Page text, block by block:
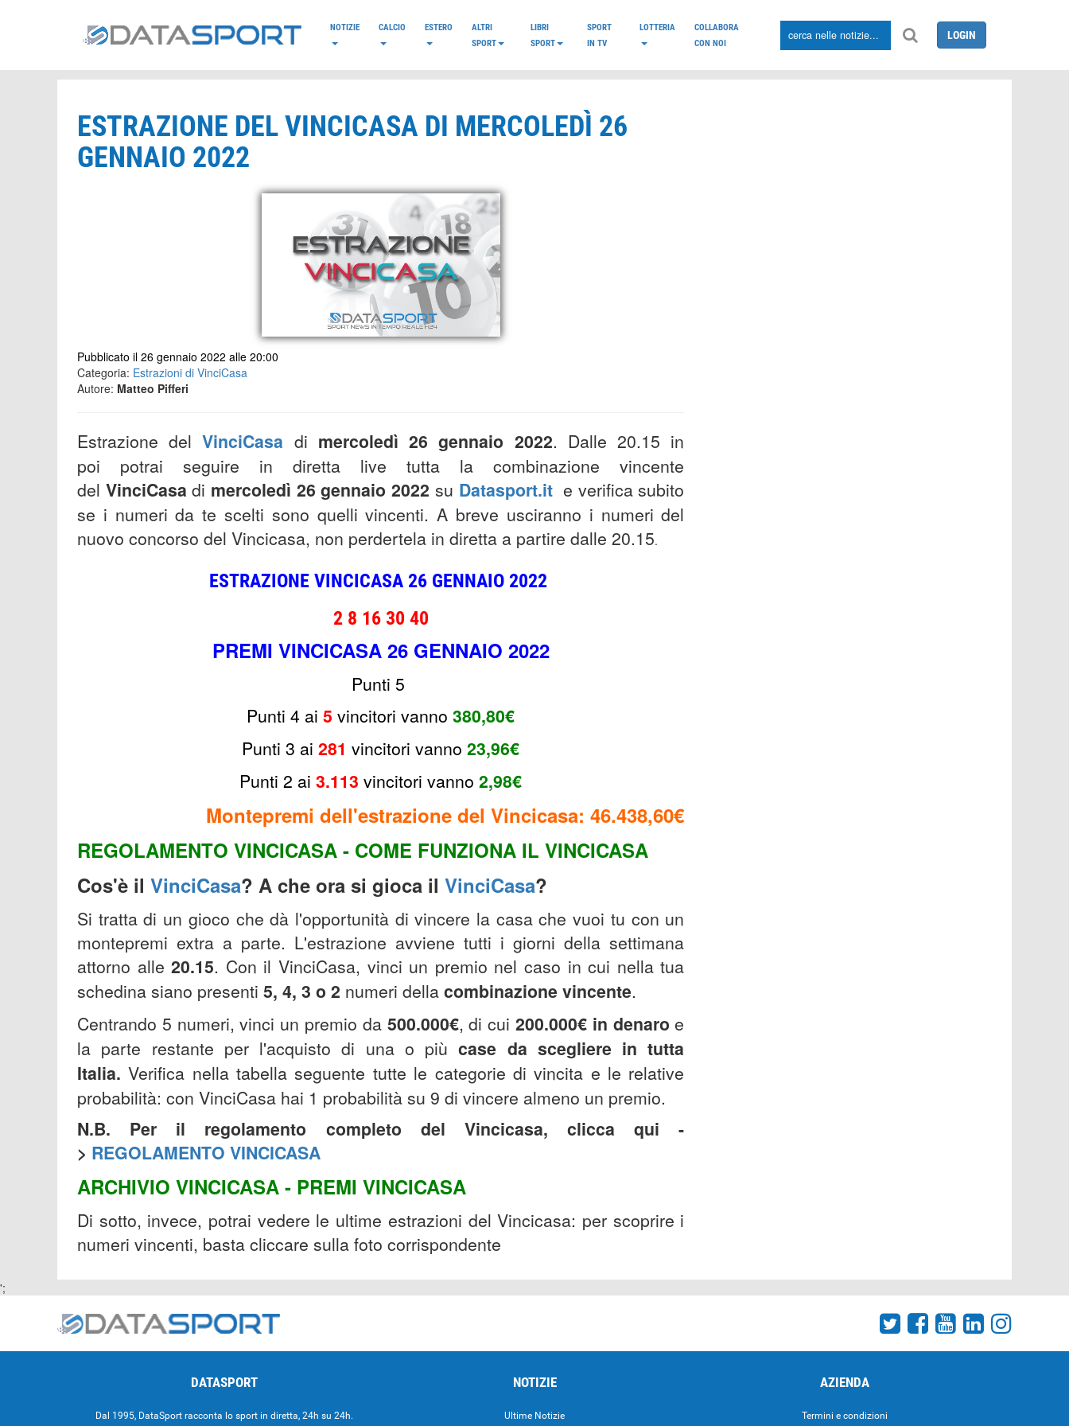
NOTIZIE CALCIO ESTERO
ALTRI
SPORT
LIBRI
SPORT
SPORT
IN TV
LOTTERIA
COLLABORA
CON NOI
LOGIN
ESTRAZIONE DEL VINCICASA DI MERCOLEDÌ 26
GENNAIO 2022
Pubblicato il 26 gennaio 2022 alle 20:00
Categoria: Estrazioni di VinciCasa
Autore: Matteo Pifferi
Estrazione delVinciCasa di mercoledì 26 gennaio 2022. Dalle 20.15 in
poi potrai seguire in diretta live tutta la combinazione vincente
del VinciCasa di mercoledì 26 gennaio 2022 su Datasport.it e verifica subito
se i numeri da te scelti sono quelli vincenti. A breve usciranno i numeri del
nuovo concorso del Vincicasa, non perdertela in diretta a partire dalle 20.15.
ESTRAZIONE VINCICASA 26 GENNAIO 2022
2 8 16 30 40
PREMI VINCICASA 26 GENNAIO 2022
Punti 5
Punti 4 ai5 vincitori vanno380,80€
Punti 3 ai 281vincitori vanno23,96€
Punti 2 ai3.113 vincitori vanno2,98€
Montepremi dell'estrazione del Vincicasa: 46.438,60€
REGOLAMENTO VINCICASA - COME FUNZIONA IL VINCICASA
Cos'è il VinciCasa? A che ora si gioca il VinciCasa?
Si tratta di un gioco che dà l'opportunità di vincere la casa che vuoi tu con un
montepremi extra a parte. L'estrazione avviene tutti i giorni della settimana
attorno alle20.15. Con il VinciCasa, vinci un premio nel caso in cui nella tua
schedina siano presenti 5, 4, 3 o 2 numeri della combinazionevincente.
Centrando 5 numeri, vinci un premio da 500.000€, di cui 200.000€ in denaroe
la parte restante per l'acquisto di una o piùcase da scegliere in tutta
Italia.Verifica nella tabella seguente tutte le categorie di vincita e le relative
probabilità: con VinciCasa hai 1 probabilità su 9 di vincere almeno un premio.
N.B. Per il regolamento completo del Vincicasa, clicca qui -
> REGOLAMENTO VINCICASA
ARCHIVIO VINCICASA - PREMI VINCICASA
Di sotto, invece, potrai vedere le ultime estrazioni del Vincicasa: per scoprire i
numeri vincenti, basta cliccare sulla foto corrispondente
';
DATASPORT
Dal 1995, DataSport racconta lo sport in diretta, 24h su 24h.
NOTIZIE
Ultime Notizie
AZIENDA
Termini e condizioni